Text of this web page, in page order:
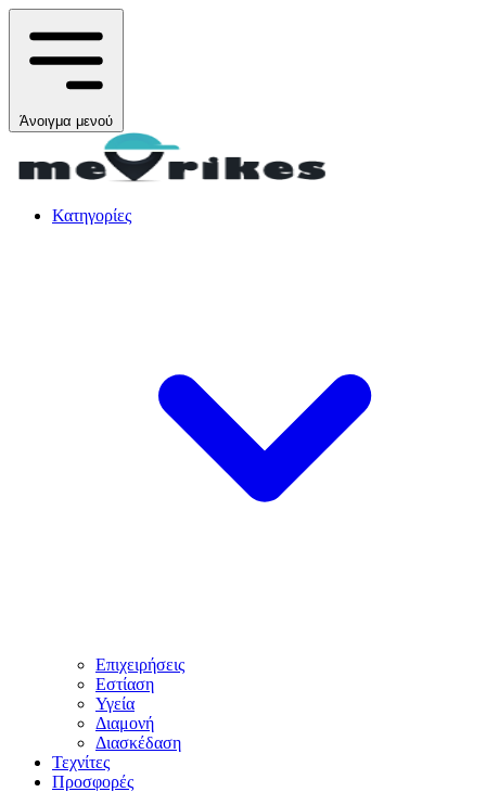
Άνοιγμα μενού
Κατηγορίες
Επιχειρήσεις
Εστίαση
Υγεία
Διαμονή
Διασκέδαση
Τεχνίτες
Προσφορές